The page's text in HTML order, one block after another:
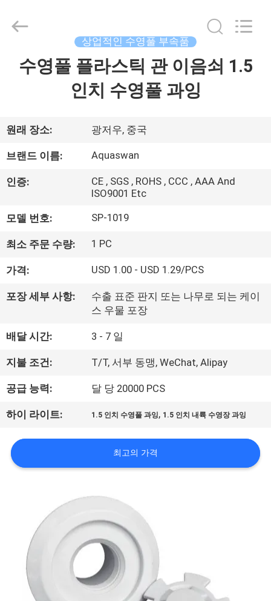
품
회
소
개
공
여
행
품
관
상업적인 수영풀 부속품
수영풀 플라스틱 관 이음쇠 1.5
인치 수영풀 과잉
원래 장소: 광저우, 중국
브랜드 이름: Aquaswan
인증:
CE , SGS , ROHS , CCC , AAA And
ISO9001 Etc
모델 번호: SP-1019
최소 주문 수량: 1 PC
가격: USD 1.00 - USD 1.29/PCS
포장 세부 사항:
수출 표준 판지 또는 나무로 되는 케이
스 우물 포장
배달 시간: 3 - 7 일
지불 조건: T/T, 서부 동맹, WeChat, Alipay
공급 능력: 달 당 20000 PCS
하이 라이트: 1.5 인치 수영풀 과잉, 1.5 인치 내륙 수영장 과잉
최고의 가격